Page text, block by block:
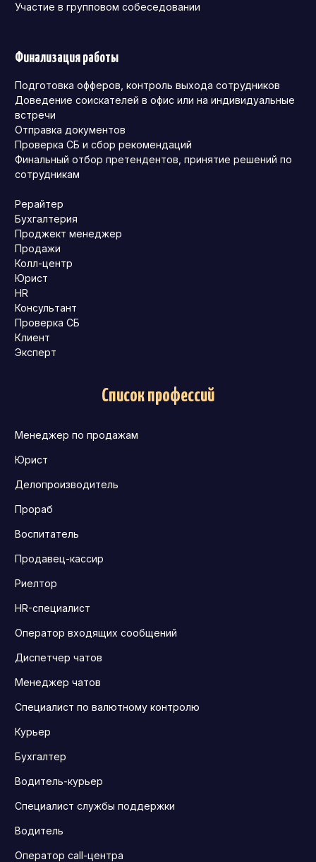
Участие в групповом собеседовании
Финализация работы
Подготовка офферов, контроль выхода сотрудников
Доведение соискателей в офис или на индивидуальные
встречи
Отправка документов
Проверка СБ и сбор рекомендаций
Финальный отбор претендентов, принятие решений по
сотрудникам
Рерайтер
Бухгалтерия
Проджект менеджер
Продажи
Колл-центр
Юрист
HR
Консультант
Проверка СБ
Клиент
Эксперт
Список профессий
Менеджер по продажам
Юрист
Делопроизводитель
Прораб
Воспитатель
Продавец-кассир
Риелтор
HR-специалист
Оператор входящих сообщений
Диспетчер чатов
Менеджер чатов
Специалист по валютному контролю
Курьер
Бухгалтер
Водитель-курьер
Специалист службы поддержки
Водитель
Оператор call-центра